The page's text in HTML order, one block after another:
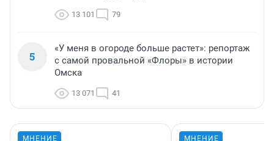
13 101 79
5
«У меня в огороде больше растет»: репортаж
с самой провальной «Флоры» в истории
Омска
13 071 41
МНЕНИЕ МНЕНИЕ